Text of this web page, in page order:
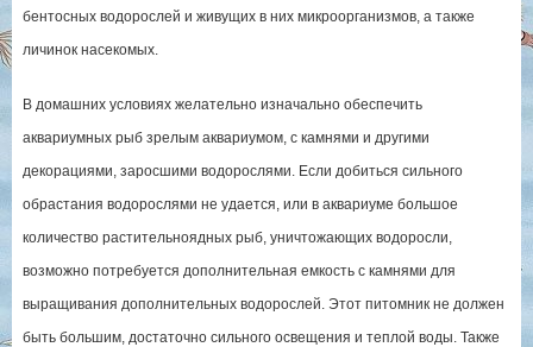
бентосных водорослей и живущих в них микроорганизмов, а также
личинок насекомых.
В домашних условиях желательно изначально обеспечить
аквариумных рыб зрелым аквариумом, с камнями и другими
декорациями, заросшими водорослями. Если добиться сильного
обрастания водорослями не удается, или в аквариуме большое
количество растительноядных рыб, уничтожающих водоросли,
возможно потребуется дополнительная емкость с камнями для
выращивания дополнительных водорослей. Этот питомник не должен
быть большим, достаточно сильного освещения и теплой воды. Также